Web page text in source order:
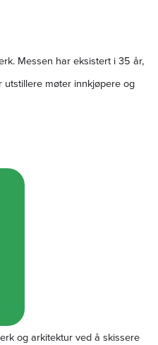
Messen har eksistert i 35 år,
utstillere møter innkjøpere og
og arkitektur ved å skissere